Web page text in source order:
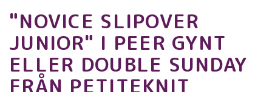
"NOVICE SLIPOVER
JUNIOR" I PEER GYNT
ELLER DOUBLE SUNDAY
FRÅN PETITEKNIT